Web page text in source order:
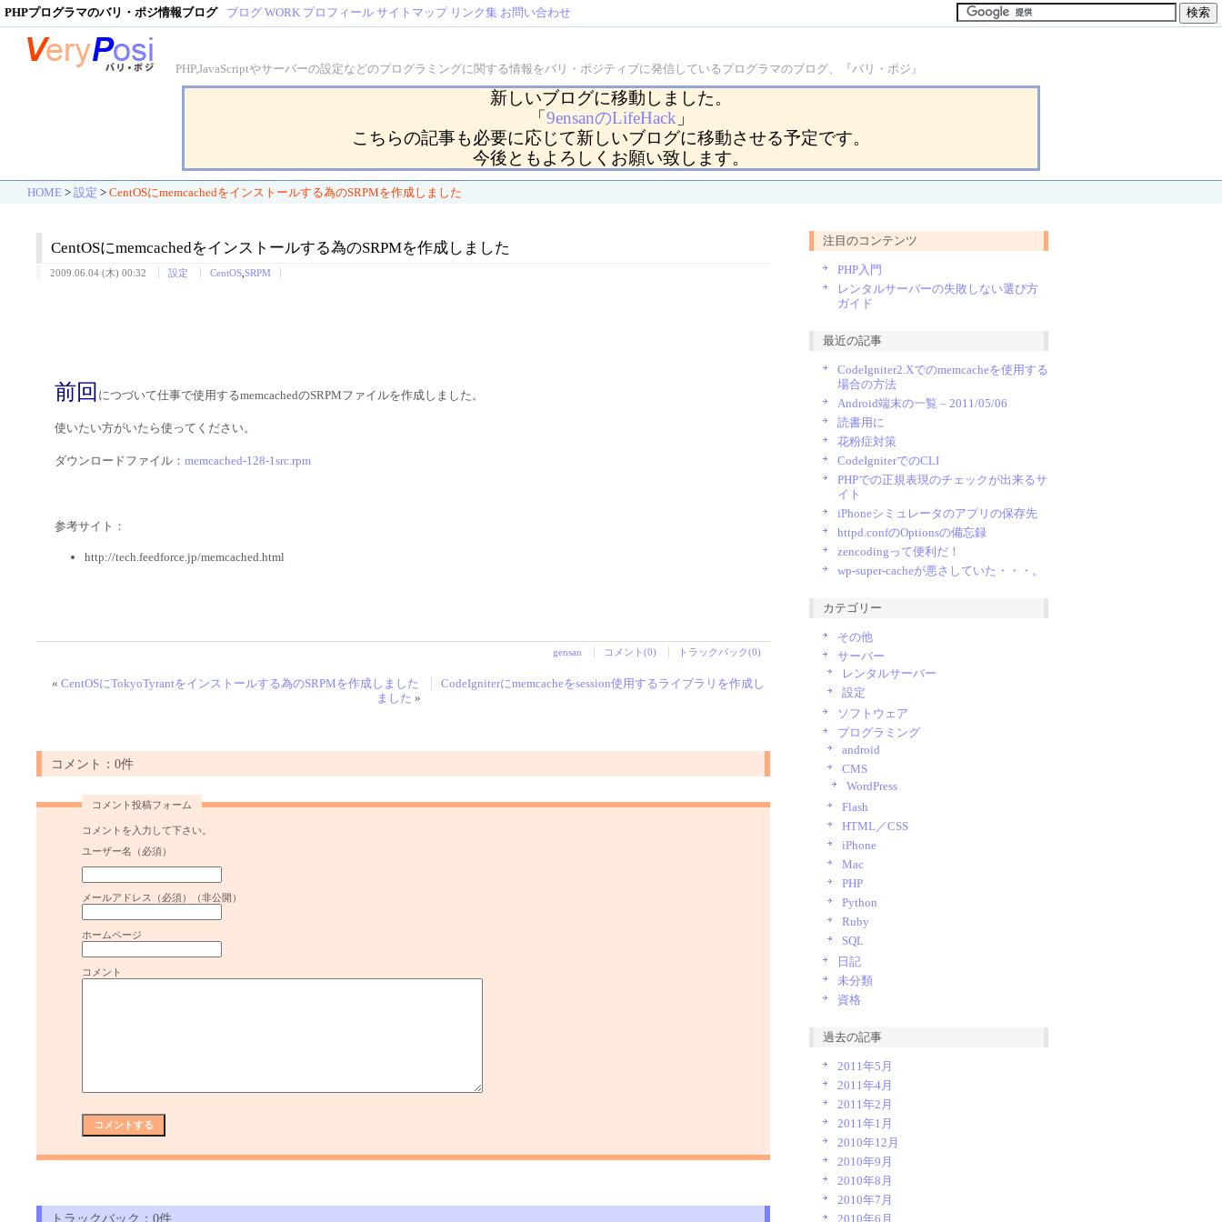
PHPプログラマのバリ・ポジ情報ブログ ブログ WORK プロフィール サイトマップ リンク集 お問い合わせ
PHP,JavaScriptやサーバーの設定などのプログラミングに関する情報をバリ・ポジティブに発信しているプログラマのブログ、『バリ・ポジ』
新しいブログに移動しました。
「 9ensanのLifeHack 」
こちらの記事も必要に応じて新しいブログに移動させる予定です。
今後ともよろしくお願い致します。
HOME > 設定 > CentOSにmemcachedをインストールする為のSRPMを作成しました
CentOSにmemcachedをインストールする為のSRPMを作成しました
2009.06.04 (木) 00:32 設定 CentOS ,SRPM
前回 につづいて仕事で使用するmemcachedのSRPMファイルを作成しました。
使いたい方がいたら使ってください。
ダウンロードファイル：memcached-128-1src.rpm
参考サイト：
http://tech.feedforce.jp/memcached.html
gensan コメント(0) トラックバック(0)
« CentOSにTokyoTyrantをインストールする為のSRPMを作成しました
CodeIgniterにmemcacheをsession使用するライブラリを作成し
ました »
コメント：0件
コメント投稿フォーム
コメントを入力して下さい。
ユーザー名（必須）
メールアドレス（必須）（非公開）
ホームページ
コメント
トラックバック：0件
注目のコンテンツ
PHP入門
レンタルサーバーの失敗しない選び方
ガイド
最近の記事
CodeIgniter2.Xでのmemcacheを使用する
場合の方法
Android端末の一覧 – 2011/05/06
読書用に
花粉症対策
CodeIgniterでのCLI
PHPでの正規表現のチェックが出来るサ
イト
iPhoneシミュレータのアプリの保存先
httpd.confのOptionsの備忘録
zencodingって便利だ！
wp-super-cacheが悪さしていた・・・。
カテゴリー
その他
サーバー
レンタルサーバー
設定
ソフトウェア
プログラミング
android
CMS
WordPress
Flash
HTML／CSS
iPhone
Mac
PHP
Python
Ruby
SQL
日記
未分類
資格
過去の記事
2011年5月
2011年4月
2011年2月
2011年1月
2010年12月
2010年9月
2010年8月
2010年7月
2010年6月